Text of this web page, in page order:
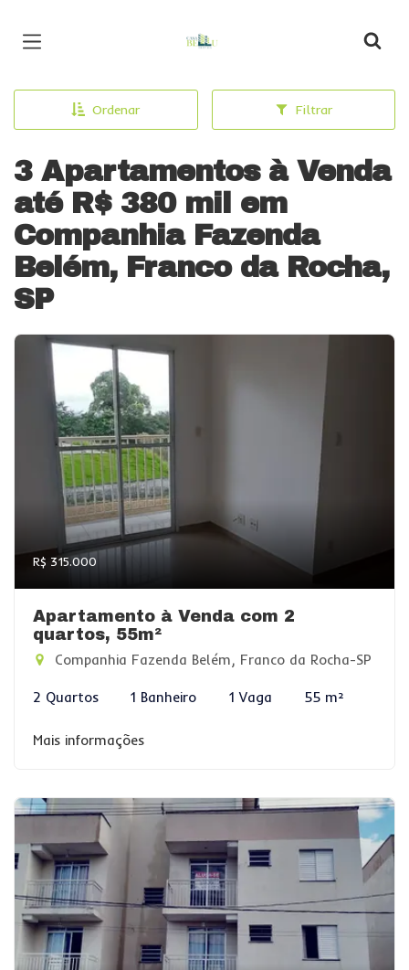
Ordenar Filtrar
3 Apartamentos à Venda
até R$ 380 mil em
Companhia Fazenda
Belém, Franco da Rocha,
SP
R$ 315.000
Apartamento à Venda com 2
quartos, 55m²
Companhia Fazenda Belém, Franco da Rocha-SP
2 Quartos 1 Banheiro 1 Vaga 55 m²
Mais informações